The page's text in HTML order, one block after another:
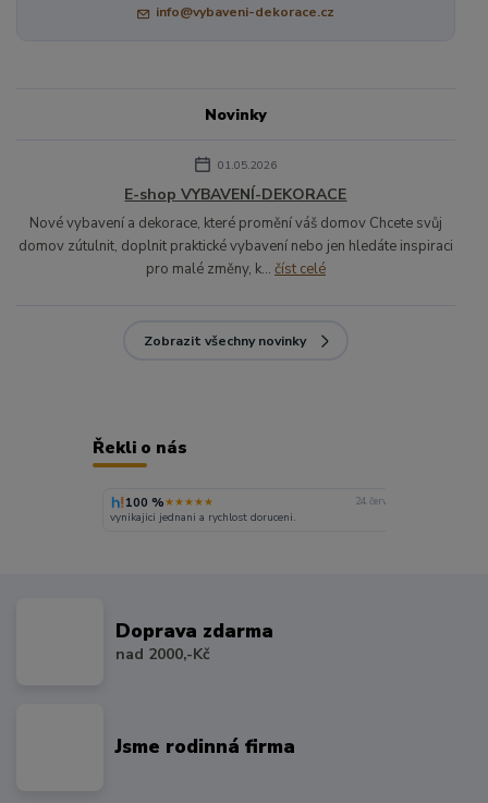
info@vybaveni-dekorace.cz
Novinky
01.05.2026
E-shop VYBAVENÍ-DEKORACE
Nové vybavení a dekorace, které promění váš domov Chcete svůj
domov zútulnit, doplnit praktické vybavení nebo jen hledáte inspiraci
pro malé změny, k... číst celé
Zobrazit všechny novinky
Řekli o nás
100 %★★★★★ 24. června
vynikajici jednani a rychlost doruceni.
Doprava zdarma
nad 2000,-Kč
Jsme rodinná firma